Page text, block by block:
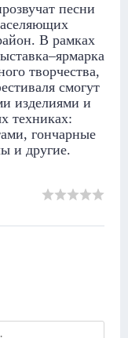
песни
В рамках
творчества,
смогут
изделиями и
техниках:
гончарные
и другие.